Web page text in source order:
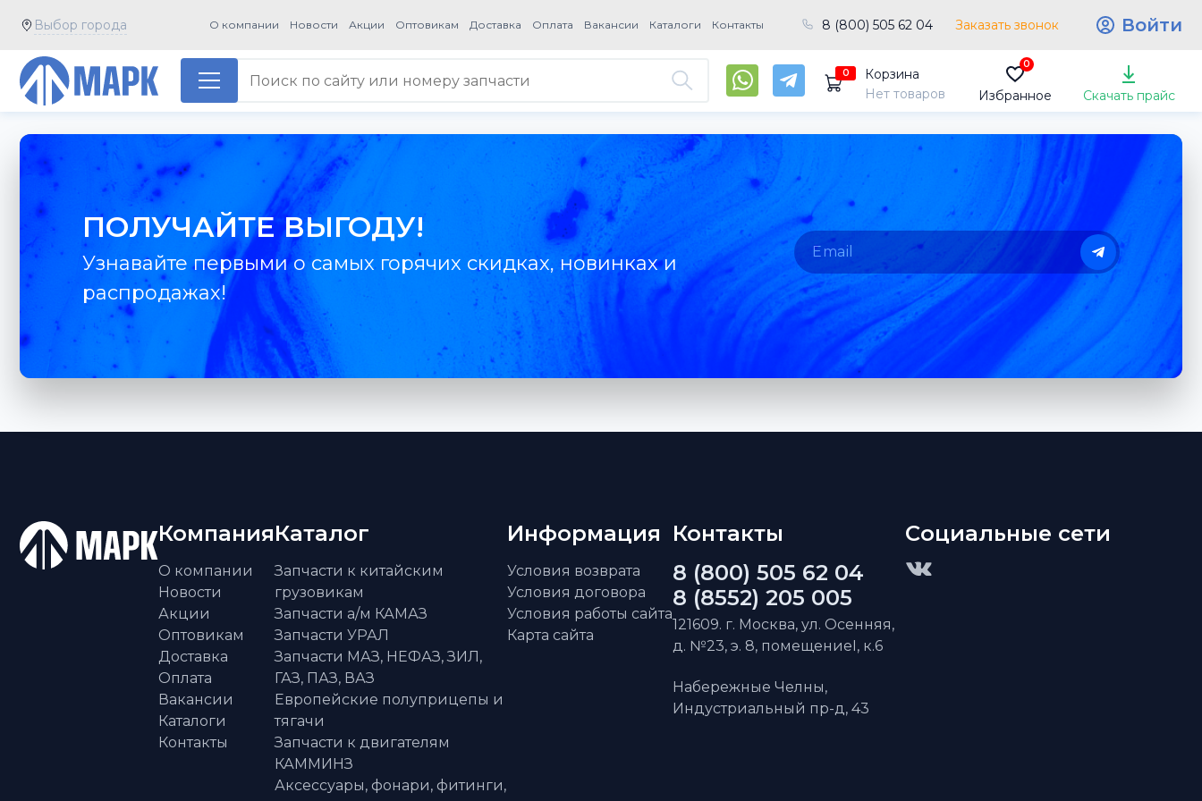
Выбор города О компании Новости Акции Оптовикам Доставка Оплата Вакансии Каталоги Контакты 8 (800) 505 62 04 Заказать звонок Войти
0
Корзина
Нет товаров
0
Избранное Скачать прайс
ПОЛУЧАЙТЕ ВЫГОДУ!
Узнавайте первыми о самых горячих скидках, новинках и
распродажах!
Компания
О компании
Новости
Акции
Оптовикам
Доставка
Оплата
Вакансии
Каталоги
Контакты
Каталог
Запчасти к китайским
грузовикам
Запчасти а/м КАМАЗ
Запчасти УРАЛ
Запчасти МАЗ, НЕФАЗ, ЗИЛ,
ГАЗ, ПАЗ, ВАЗ
Европейские полуприцепы и
тягачи
Запчасти к двигателям
КАММИНЗ
Аксессуары, фонари, фитинги,
Информация
Условия возврата
Условия договора
Условия работы сайта
Карта сайта
Контакты
8 (800) 505 62 04
8 (8552) 205 005
121609. г. Москва, ул. Осенняя,
д. №23, э. 8, помещениеI, к.6
Набережные Челны,
Индустриальный пр-д, 43
Социальные сети